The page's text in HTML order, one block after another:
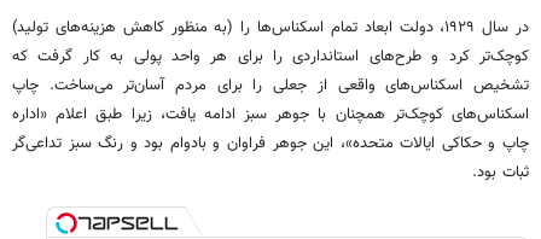
در سال ۱۹۲۹، دولت ابعاد تمام اسکناس‌ها را (به‌ منظور کاهش هزینه‌های تولید)
کوچک‌تر کرد و طرح‌های استانداردی را برای هر واحد پولی به کار گرفت که
تشخیص اسکناس‌های واقعی از جعلی را برای مردم آسان‌تر می‌ساخت. چاپ
اسکناس‌های کوچک‌تر همچنان با جوهر سبز ادامه یافت، زیرا طبق اعلام «اداره
چاپ و حکاکی ایالات متحده»، این جوهر فراوان و بادوام بود و رنگ سبز تداعی‌گر
ثبات بود.